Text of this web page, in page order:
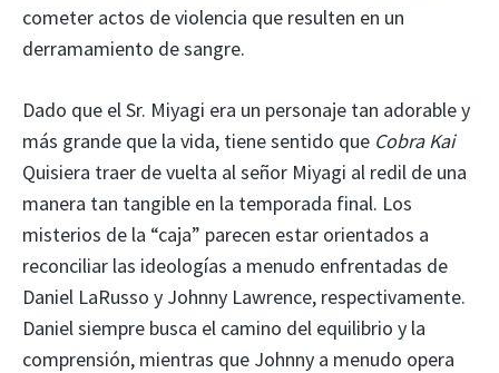
cometer actos de violencia que resulten en un
derramamiento de sangre.
Dado que el Sr. Miyagi era un personaje tan adorable y
más grande que la vida, tiene sentido que Cobra Kai
Quisiera traer de vuelta al señor Miyagi al redil de una
manera tan tangible en la temporada final. Los
misterios de la “caja” parecen estar orientados a
reconciliar las ideologías a menudo enfrentadas de
Daniel LaRusso y Johnny Lawrence, respectivamente.
Daniel siempre busca el camino del equilibrio y la
comprensión, mientras que Johnny a menudo opera